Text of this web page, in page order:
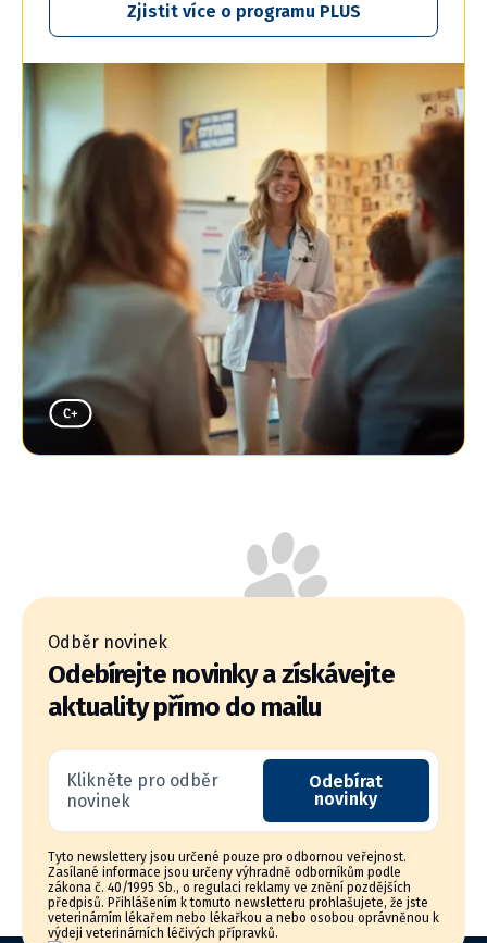
Zjistit více o programu PLUS
Odběr novinek
Odebírejte novinky a získávejte
aktuality přímo do mailu
Klikněte pro odběr
novinek
Odebírat
novinky
Tyto newslettery jsou určené pouze pro odbornou veřejnost.
Zasílané informace jsou určeny výhradně odborníkům podle
zákona č. 40/1995 Sb., o regulaci reklamy ve znění pozdějších
předpisů. Přihlášením k tomuto newsletteru prohlašujete, že jste
veterinárním lékařem nebo lékařkou a nebo osobou oprávněnou k
výdeji veterinárních léčivých přípravků.